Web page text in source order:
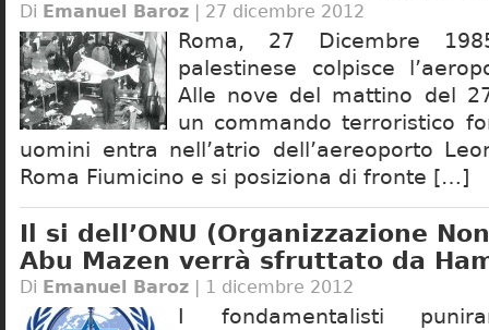
Di Emanuel Baroz | 27 dicembre 2012
Roma, 27 Dicembre
palestinese colpisce
Alle nove del mattino del
un commando terroristico
uomini entra nell’atrio dell’aereoporto
Roma Fiumicino e si posiziona di fronte […]
Il si dell’ONU (Organizzazione
Abu Mazen verrà sfruttato da
Di Emanuel Baroz | 1 dicembre 2012
I fondamentalisti